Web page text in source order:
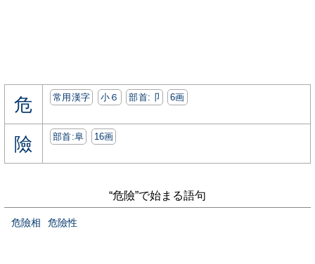
危 常用漢字 小６ 部首:⼙ 6画
險 部首:⾩ 16画
“危險”で始まる語句
危險相 危險性